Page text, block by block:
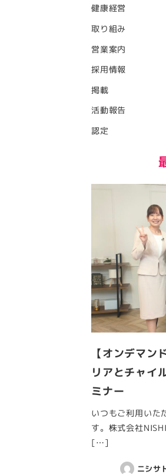
健康経営
取り組み
営業案内
採用情報
掲載
活動報告
認定
【オンデマン
リアとチャイ
ミナー
いつもご利用いた
す。株式会社
[…]
ニシサ